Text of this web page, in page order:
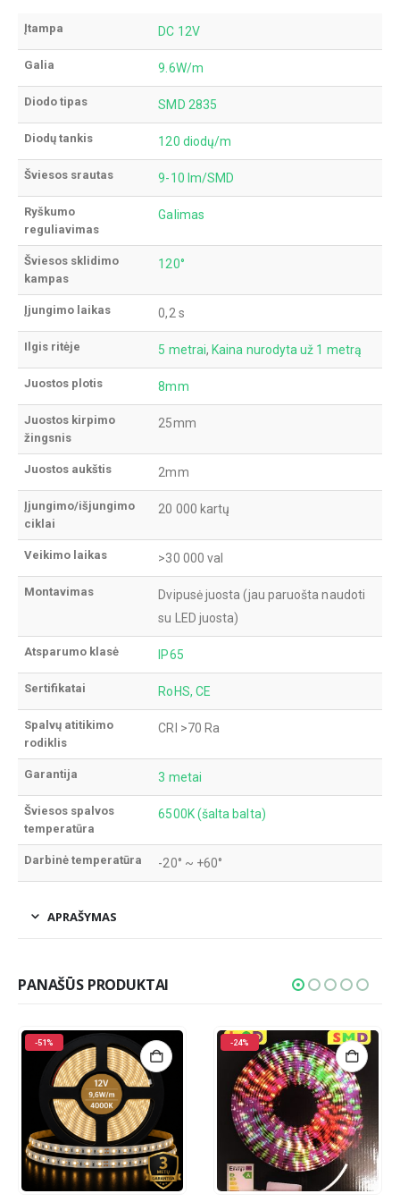
Įtampa DC 12V
Galia 9.6W/m
Diodo tipas SMD 2835
Diodų tankis 120 diodų/m
Šviesos srautas 9-10 lm/SMD
Ryškumo
reguliavimas
Galimas
Šviesos sklidimo
kampas
120°
Įjungimo laikas 0,2 s
Ilgis ritėje 5 metrai, Kaina nurodyta už 1 metrą
Juostos plotis 8mm
Juostos kirpimo
žingsnis
25mm
Juostos aukštis 2mm
Įjungimo/išjungimo
ciklai
20 000 kartų
Veikimo laikas >30 000 val
Montavimas
Dvipusė juosta (jau paruošta naudoti
su LED juosta)
Atsparumo klasė IP65
Sertifikatai RoHS, CE
Spalvų atitikimo
rodiklis
CRI >70 Ra
Garantija 3 metai
Šviesos spalvos
temperatūra
6500K (šalta balta)
Darbinė temperatūra -20° ~ +60°
APRAŠYMAS
PANAŠŪS PRODUKTAI
-51% -24%